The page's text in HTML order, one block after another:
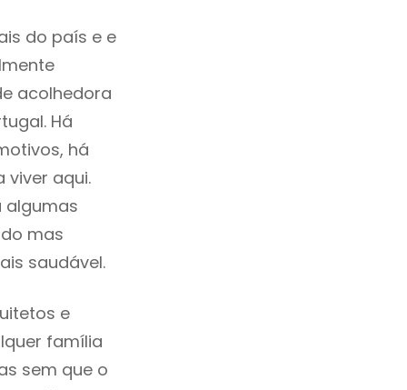
do país e e
acolhedora
Há
há
aqui.
algumas
mas
saudável.
e
família
sem que o